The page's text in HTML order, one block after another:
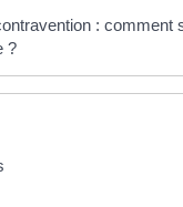
: comment
?